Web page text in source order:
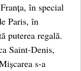
în special
Paris, în
puterea regală.
Saint-Denis,
s-a